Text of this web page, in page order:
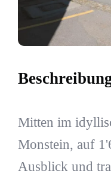
Mitten im
Monstein, auf
Ausblick und